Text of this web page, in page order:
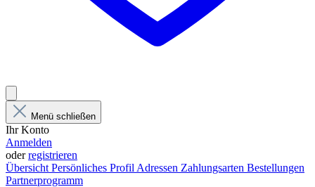
Menü schließen
Ihr Konto
Anmelden
oderregistrieren
Übersicht Persönliches Profil Adressen Zahlungsarten Bestellungen
Partnerprogramm